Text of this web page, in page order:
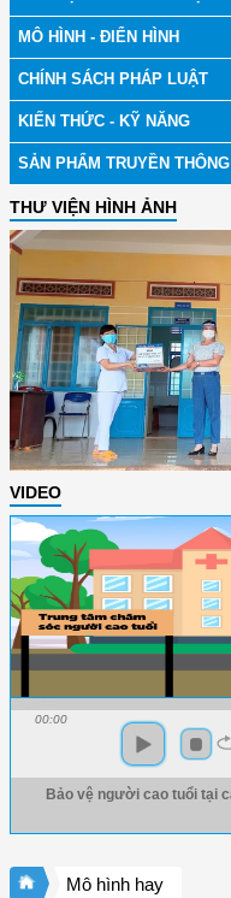
MÔ HÌNH - ĐIỂN HÌNH
CHÍNH SÁCH PHÁP LUẬT
KIẾN THỨC - KỸ NĂNG
SẢN PHẨM TRUYỀN THÔNG
THƯ VIỆN HÌNH ẢNH
VIDEO
00:00
Bảo vệ người cao tuổi tại
Mô hình hay